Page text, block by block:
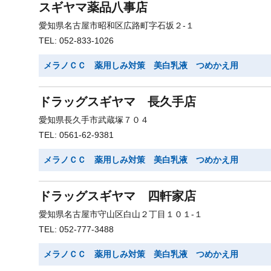
スギヤマ薬品八事店
愛知県名古屋市昭和区広路町字石坂２-１
TEL: 052-833-1026
メラノＣＣ 薬用しみ対策 美白乳液 つめかえ用
ドラッグスギヤマ 長久手店
愛知県長久手市武蔵塚７０４
TEL: 0561-62-9381
メラノＣＣ 薬用しみ対策 美白乳液 つめかえ用
ドラッグスギヤマ 四軒家店
愛知県名古屋市守山区白山２丁目１０１-１
TEL: 052-777-3488
メラノＣＣ 薬用しみ対策 美白乳液 つめかえ用